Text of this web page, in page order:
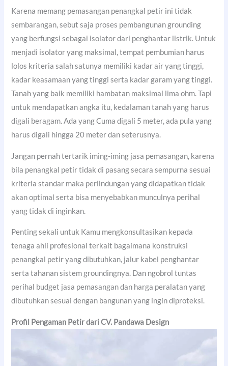
Karena memang pemasangan penangkal petir ini tidak
sembarangan, sebut saja proses pembangunan grounding
yang berfungsi sebagai isolator dari penghantar listrik. Untuk
menjadi isolator yang maksimal, tempat pembumian harus
lolos kriteria salah satunya memiliki kadar air yang tinggi,
kadar keasamaan yang tinggi serta kadar garam yang tinggi.
Tanah yang baik memiliki hambatan maksimal lima ohm. Tapi
untuk mendapatkan angka itu, kedalaman tanah yang harus
digali beragam. Ada yang Cuma digali 5 meter, ada pula yang
harus digali hingga 20 meter dan seterusnya.
Jangan pernah tertarik iming-iming jasa pemasangan, karena
bila penangkal petir tidak di pasang secara sempurna sesuai
kriteria standar maka perlindungan yang didapatkan tidak
akan optimal serta bisa menyebabkan munculnya perihal
yang tidak di inginkan.
Penting sekali untuk Kamu mengkonsultasikan kepada
tenaga ahli profesional terkait bagaimana konstruksi
penangkal petir yang dibutuhkan, jalur kabel penghantar
serta tahanan sistem groundingnya. Dan ngobrol tuntas
perihal budget jasa pemasangan dan harga peralatan yang
dibutuhkan sesuai dengan bangunan yang ingin diproteksi.
Profil Pengaman Petir dari CV. Pandawa Design